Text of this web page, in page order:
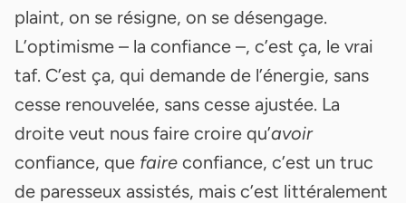
plaint, on se résigne, on se désengage.
L’optimisme – la confiance –, c’est ça, le vrai
taf. C’est ça, qui demande de l’énergie, sans
cesse renouvelée, sans cesse ajustée. La
droite veut nous faire croire qu’avoir
confiance, que faire confiance, c’est un truc
de paresseux assistés, mais c’est littéralement